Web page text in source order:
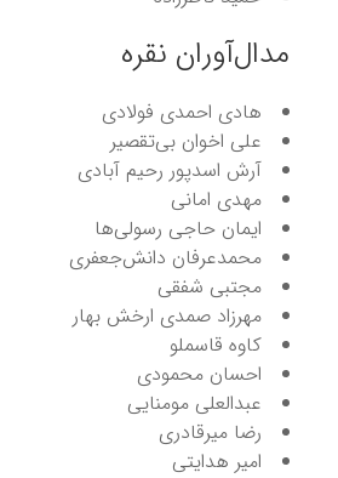
مدال‌آوران نقره
هادی احمدی فولادی
علی اخوان بی‌تقصیر
آرش اسدپور رحیم ‌آبادی
مهدی امانی
ایمان حاجی رسولی‌ها
محمدعرفان دانش‌جعفری
مجتبی شفقی
مهرزاد صمدی ارخش بهار
کاوه قاسملو
احسان محمودی
عبدالعلی مومنایی
رضا میرقادری
امیر هدایتی